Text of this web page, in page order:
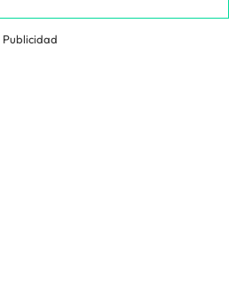
Publicidad